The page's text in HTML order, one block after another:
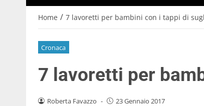
Home / 7 lavoretti per bambini con i tappi di
Cronaca
7 lavoretti per
Roberta Favazzo - 23 Gennaio 2017